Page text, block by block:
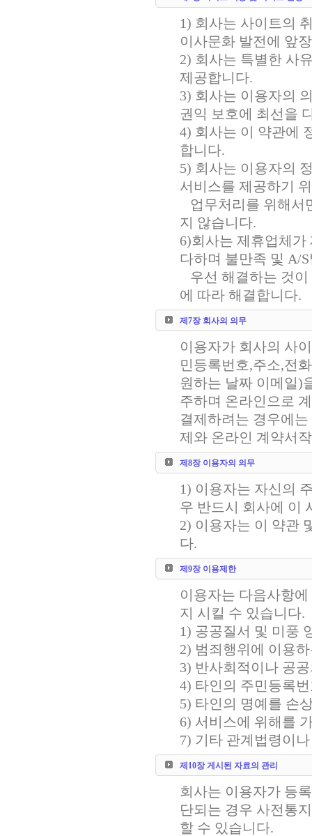
1) 회사는 사이트의
이사문화 발전에 앞
2) 회사는 특별한 사
제공합니다.
3) 회사는 이용자의
권익 보호에 최선을
4) 회사는 이 약관에
합니다.
5) 회사는 이용자의
서비스를 제공하기
업무처리를 위해서
지 않습니다.
6)회사는 제휴업체
다하며 불만족 및 A/
우선 해결하는 것이
에 따라 해결합니다.
제7장 회사의 의무
이용자가 회사의 사
민등록번호,주소,전
원하는 날짜 이메일)
주하며 온라인으로
결제하려는 경우에
제와 온라인 계약서
제8장 이용자의 의무
1) 이용자는 자신의
우 반드시 회사에 이
2) 이용자는 이 약관
다.
제9장 이용제한
이용자는 다음사항
지 시킬 수 있습니다.
1) 공공질서 및 미풍
2) 범죄행위에 이용
3) 반사회적이나 공
4) 타인의 주민등록
5) 타인의 명예를 손
6) 서비스에 위해를
7) 기타 관계법령이
제10장 게시된 자료의 관리
회사는 이용자가 등
단되는 경우 사전통
할 수 있습니다.